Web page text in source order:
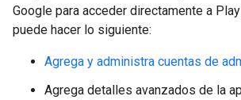
Google para acceder directamente a
puede hacer lo siguiente:
Agrega y administra cuentas de
Agrega detalles avanzados de la